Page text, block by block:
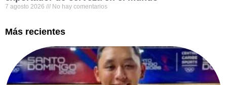
7 agosto 2026 No hay comentarios
Más recientes